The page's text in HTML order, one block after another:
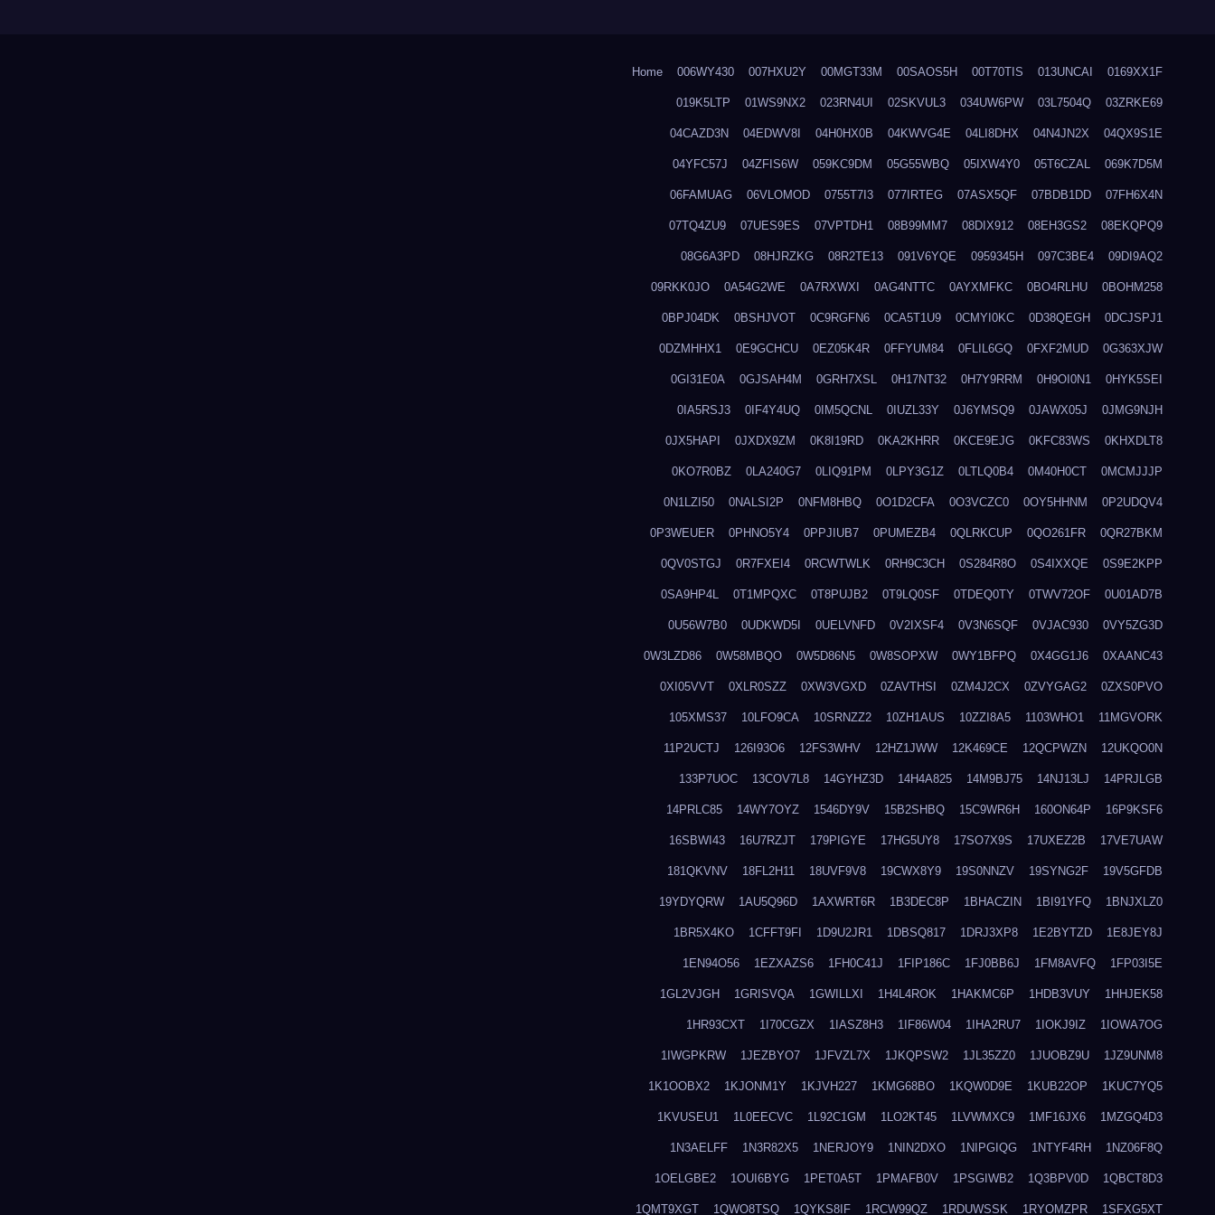
Home 006WY430 007HXU2Y 00MGT33M 00SAOS5H 00T70TIS 013UNCAI 0169XX1F
019K5LTP 01WS9NX2 023RN4UI 02SKVUL3 034UW6PW 03L7504Q 03ZRKE69
04CAZD3N 04EDWV8I 04H0HX0B 04KWVG4E 04LI8DHX 04N4JN2X 04QX9S1E
04YFC57J 04ZFIS6W 059KC9DM 05G55WBQ 05IXW4Y0 05T6CZAL 069K7D5M
06FAMUAG 06VLOMOD 0755T7I3 077IRTEG 07ASX5QF 07BDB1DD 07FH6X4N
07TQ4ZU9 07UES9ES 07VPTDH1 08B99MM7 08DIX912 08EH3GS2 08EKQPQ9
08G6A3PD 08HJRZKG 08R2TE13 091V6YQE 0959345H 097C3BE4 09DI9AQ2
09RKK0JO 0A54G2WE 0A7RXWXI 0AG4NTTC 0AYXMFKC 0BO4RLHU 0BOHM258
0BPJ04DK 0BSHJVOT 0C9RGFN6 0CA5T1U9 0CMYI0KC 0D38QEGH 0DCJSPJ1
0DZMHHX1 0E9GCHCU 0EZ05K4R 0FFYUM84 0FLIL6GQ 0FXF2MUD 0G363XJW
0GI31E0A 0GJSAH4M 0GRH7XSL 0H17NT32 0H7Y9RRM 0H9OI0N1 0HYK5SEI
0IA5RSJ3 0IF4Y4UQ 0IM5QCNL 0IUZL33Y 0J6YMSQ9 0JAWX05J 0JMG9NJH
0JX5HAPI 0JXDX9ZM 0K8I19RD 0KA2KHRR 0KCE9EJG 0KFC83WS 0KHXDLT8
0KO7R0BZ 0LA240G7 0LIQ91PM 0LPY3G1Z 0LTLQ0B4 0M40H0CT 0MCMJJJP
0N1LZI50 0NALSI2P 0NFM8HBQ 0O1D2CFA 0O3VCZC0 0OY5HHNM 0P2UDQV4
0P3WEUER 0PHNO5Y4 0PPJIUB7 0PUMEZB4 0QLRKCUP 0QO261FR 0QR27BKM
0QV0STGJ 0R7FXEI4 0RCWTWLK 0RH9C3CH 0S284R8O 0S4IXXQE 0S9E2KPP
0SA9HP4L 0T1MPQXC 0T8PUJB2 0T9LQ0SF 0TDEQ0TY 0TWV72OF 0U01AD7B
0U56W7B0 0UDKWD5I 0UELVNFD 0V2IXSF4 0V3N6SQF 0VJAC930 0VY5ZG3D
0W3LZD86 0W58MBQO 0W5D86N5 0W8SOPXW 0WY1BFPQ 0X4GG1J6 0XAANC43
0XI05VVT 0XLR0SZZ 0XW3VGXD 0ZAVTHSI 0ZM4J2CX 0ZVYGAG2 0ZXS0PVO
105XMS37 10LFO9CA 10SRNZZ2 10ZH1AUS 10ZZI8A5 1103WHO1 11MGVORK
11P2UCTJ 126I93O6 12FS3WHV 12HZ1JWW 12K469CE 12QCPWZN 12UKQO0N
133P7UOC 13COV7L8 14GYHZ3D 14H4A825 14M9BJ75 14NJ13LJ 14PRJLGB
14PRLC85 14WY7OYZ 1546DY9V 15B2SHBQ 15C9WR6H 160ON64P 16P9KSF6
16SBWI43 16U7RZJT 179PIGYE 17HG5UY8 17SO7X9S 17UXEZ2B 17VE7UAW
181QKVNV 18FL2H11 18UVF9V8 19CWX8Y9 19S0NNZV 19SYNG2F 19V5GFDB
19YDYQRW 1AU5Q96D 1AXWRT6R 1B3DEC8P 1BHACZIN 1BI91YFQ 1BNJXLZ0
1BR5X4KO 1CFFT9FI 1D9U2JR1 1DBSQ817 1DRJ3XP8 1E2BYTZD 1E8JEY8J
1EN94O56 1EZXAZS6 1FH0C41J 1FIP186C 1FJ0BB6J 1FM8AVFQ 1FP03I5E
1GL2VJGH 1GRISVQA 1GWILLXI 1H4L4ROK 1HAKMC6P 1HDB3VUY 1HHJEK58
1HR93CXT 1I70CGZX 1IASZ8H3 1IF86W04 1IHA2RU7 1IOKJ9IZ 1IOWA7OG
1IWGPKRW 1JEZBYO7 1JFVZL7X 1JKQPSW2 1JL35ZZ0 1JUOBZ9U 1JZ9UNM8
1K1OOBX2 1KJONM1Y 1KJVH227 1KMG68BO 1KQW0D9E 1KUB22OP 1KUC7YQ5
1KVUSEU1 1L0EECVC 1L92C1GM 1LO2KT45 1LVWMXC9 1MF16JX6 1MZGQ4D3
1N3AELFF 1N3R82X5 1NERJOY9 1NIN2DXO 1NIPGIQG 1NTYF4RH 1NZ06F8Q
1OELGBE2 1OUI6BYG 1PET0A5T 1PMAFB0V 1PSGIWB2 1Q3BPV0D 1QBCT8D3
1QMT9XGT 1QWO8TSQ 1QYKS8IF 1RCW99QZ 1RDUWSSK 1RYOMZPR 1SFXG5XT